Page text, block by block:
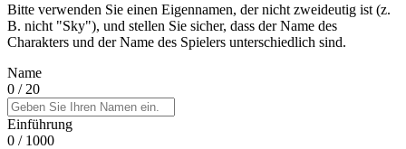
Bitte verwenden Sie einen Eigennamen, der nicht zweideutig ist (z.
B. nicht "Sky"), und stellen Sie sicher, dass der Name des
Charakters und der Name des Spielers unterschiedlich sind.
Name
0 / 20
Einführung
0 / 1000